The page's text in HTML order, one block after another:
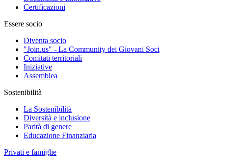
Certificazioni
Essere socio
Diventa socio
"Join.us" - La Community dei Giovani Soci
Comitati territoriali
Iniziative
Assemblea
Sostenibilità
La Sostenibilità
Diversità e inclusione
Parità di genere
Educazione Finanziaria
Privati e famiglie